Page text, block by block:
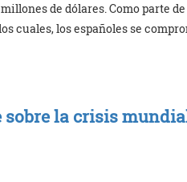
de dólares. Como parte
cuales, los españoles se
sobre la crisis